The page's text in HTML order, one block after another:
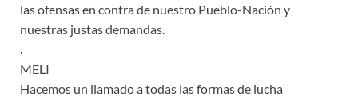
las ofensas en contra de nuestro Pueblo-Nación y
nuestras justas demandas.
MELI
Hacemos un llamado a todas las formas de lucha